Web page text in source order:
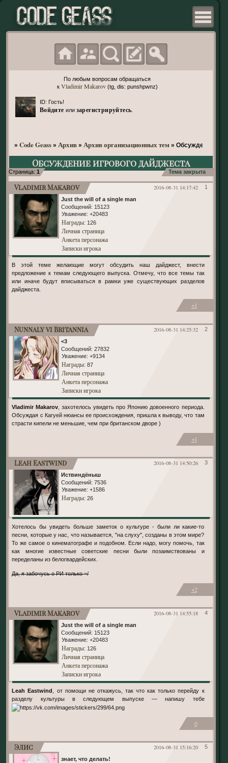
По любым вопросам обращаться
к Vladimir Makarov(tg, dis: punshpwnz)
ID: Гость!
Войдите или зарегистрируйтесь
» Code Geass » Архив » Архив организационных тем » Обсуждение
Обсуждение игрового дайджеста
Страница: 1 Тема закрыта
1
2016-08-31 14:17:42
Vladimir Makarov
Just the will of a single man
Сообщений: 15123
Уважение: +20483
Награды: 126
Личная страница
Анкета персонажа
Записки игрока
В этой теме желающие могут обсудить наш дайджест, внести
предложение к темам следующего выпуска. Отмечу, что все темы так
или иначе будут вписываться в рамки уже существующих разделов
дайджеста.
+1
2
2016-08-31 14:25:32
Nunnaly vi Britannia
<3
Сообщений: 27832
Уважение: +9134
Награды: 87
Личная страница
Анкета персонажа
Записки игрока
Vladimir Makarov , захотелось увидеть про Японию довоенного периода.
Обсуждая с Кагуей нюансы ее происхождения, пришла к выводу, что там
страсти кипели не меньшие, чем при британском дворе )
+1
3
2016-08-31 14:50:26
Leah Eastwind
Иствиндёныш
Сообщений: 7536
Уважение: +1586
Награды: 26
Хотелось бы увидеть больше заметок о культуре - были ли какие-то
песни, которые у нас, что называется, "на слуху", созданы в этом мире?
То же самое о кинематографе и подобном. Если надо, могу помочь, так
как многие известные советские песни были позаимствованы и
переделаны из белогвардейских.
Да, я забочусь о РИ только =/
+2
4
2016-08-31 14:55:18
Vladimir Makarov
Just the will of a single man
Сообщений: 15123
Уважение: +20483
Награды: 126
Личная страница
Анкета персонажа
Записки игрока
Leah Eastwind
, от помощи не откажусь, так что как только перейду к
разделу культуры в следующем выпуске — напишу тебе
0
5
2016-08-31 15:16:20
Элис
знает, что делать!